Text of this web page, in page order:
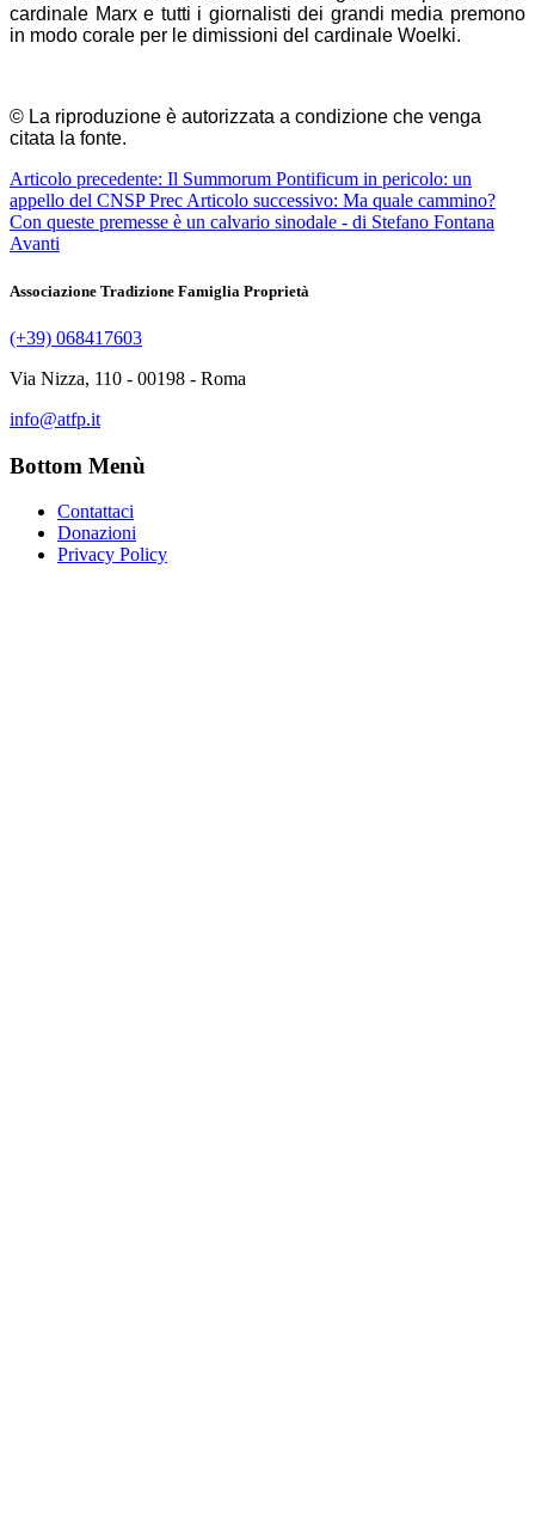
cardinale Marx e tutti i giornalisti dei grandi media premono
in modo corale per le dimissioni del cardinale Woelki.
© La riproduzione è autorizzata a condizione che venga
citata la fonte.
Articolo precedente: Il Summorum Pontificum in pericolo: un
appello del CNSPPrecArticolo successivo: Ma quale cammino?
Con queste premesse è un calvario sinodale - di Stefano Fontana
Avanti
Associazione Tradizione Famiglia Proprietà
(+39) 068417603
Via Nizza, 110 - 00198 - Roma
info@atfp.it
Bottom Menù
Contattaci
Donazioni
Privacy Policy